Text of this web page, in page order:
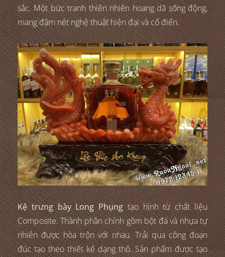
sắc. Một bức tranh thiên nhiên hoang dã sống động,
mang đậm nét nghệ thuật hiện đại và cổ điển.
Kệ trưng bày Long Phụngtạo hình từ chất liệu
Composite. Thành phần chính gồm bột đá và nhựa tự
nhiên được hòa trộn với nhau. Trải qua công đoạn
đúc tạo theo thiết kế dạng thô. Sản phẩm được tạo